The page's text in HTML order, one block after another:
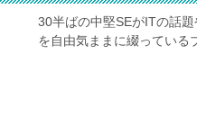
30半ばの中堅SEがITの話
を自由気ままに綴っている